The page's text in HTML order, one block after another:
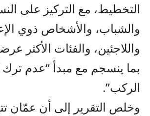
التخطيط، مع التركيز على
والشباب، والأشخاص ذوي
واللاجئين، والفئات الأكثر
بما ينسجم مع مبدأ “عدم
الركب”.
وخلص التقرير إلى أن عمّان